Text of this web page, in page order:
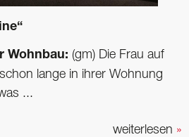
Wohnbau: (gm) Die Frau auf
lange in ihrer Wohnung
...
weiterlesen »